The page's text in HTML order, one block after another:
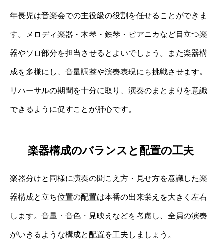
年長児は音楽会での主役級の役割を任せることができま
す。メロディ楽器・木琴・鉄琴・ピアニカなど目立つ楽
器やソロ部分を担当させるとよいでしょう。また楽器構
成を多様にし、音量調整や演奏表現にも挑戦させます。
リハーサルの期間を十分に取り、演奏のまとまりを意識
できるように促すことが肝心です。
楽器構成のバランスと配置の工夫
楽器分けと同様に演奏の聞こえ方・見せ方を意識した楽
器構成と立ち位置の配置は本番の出来栄えを大きく左右
します。音量・音色・見映えなどを考慮し、全員の演奏
がいきるような構成と配置を工夫しましょう。